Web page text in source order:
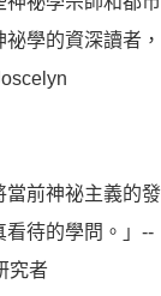
學的資深讀者，
當前神祕主義的發
看待的學問。」--
究者